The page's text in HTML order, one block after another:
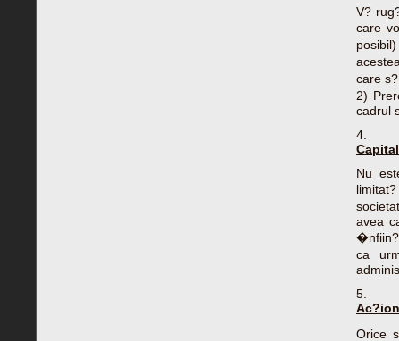
V?
care
care
2)
cadrul
4.
Nu
avea
ca
5.
Orice